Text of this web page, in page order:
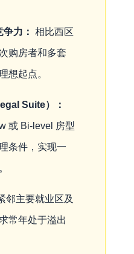
力： 相比西区
购房者和多套
想起点。
Suite）：
或 Bi-level 房型
条件，实现一
邻主要就业区及
常年处于溢出